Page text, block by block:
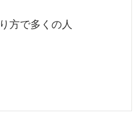
方で多くの人